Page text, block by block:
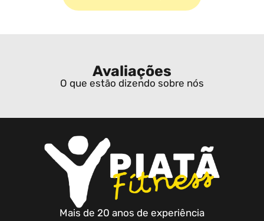
Avaliações
O que estão dizendo sobre nós
Mais de 20 anos de experiência